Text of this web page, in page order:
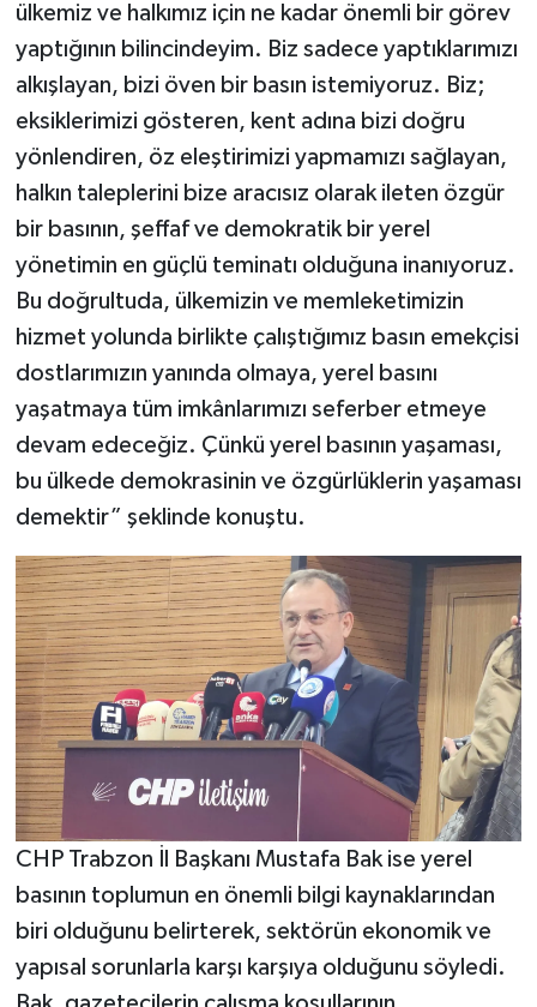
ülkemiz ve halkımız için ne kadar önemli bir görev
yaptığının bilincindeyim. Biz sadece yaptıklarımızı
alkışlayan, bizi öven bir basın istemiyoruz. Biz;
eksiklerimizi gösteren, kent adına bizi doğru
yönlendiren, öz eleştirimizi yapmamızı sağlayan,
halkın taleplerini bize aracısız olarak ileten özgür
bir basının, şeffaf ve demokratik bir yerel
yönetimin en güçlü teminatı olduğuna inanıyoruz.
Bu doğrultuda, ülkemizin ve memleketimizin
hizmet yolunda birlikte çalıştığımız basın emekçisi
dostlarımızın yanında olmaya, yerel basını
yaşatmaya tüm imkânlarımızı seferber etmeye
devam edeceğiz. Çünkü yerel basının yaşaması,
bu ülkede demokrasinin ve özgürlüklerin yaşaması
demektir” şeklinde konuştu.
CHP Trabzon İl Başkanı Mustafa Bak ise yerel
basının toplumun en önemli bilgi kaynaklarından
biri olduğunu belirterek, sektörün ekonomik ve
yapısal sorunlarla karşı karşıya olduğunu söyledi.